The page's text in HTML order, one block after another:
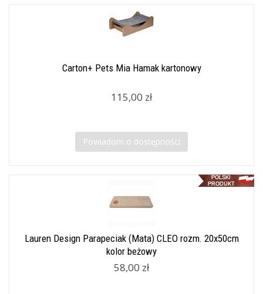
Carton+ Pets Mia Hamak kartonowy
115,00 zł
Powiadom o dostępności
Lauren Design Parapeciak (Mata) CLEO rozm. 20x50cm
kolor beżowy
58,00 zł